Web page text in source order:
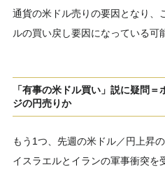
通貨の米ドル売りの要因となり、
ルの買い戻し要因になっている可
「有事の米ドル買い」説に疑問
ジの円売りか
もう1つ、先週の米ドル／円上昇
イスラエルとイランの軍事衝突を